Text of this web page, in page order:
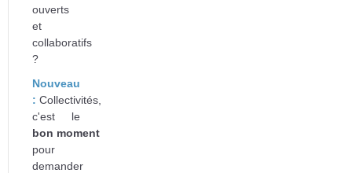
ouverts
et
collaboratifs
?
Nouveau
: Collectivités,
c'est le
bon moment
pour
demander